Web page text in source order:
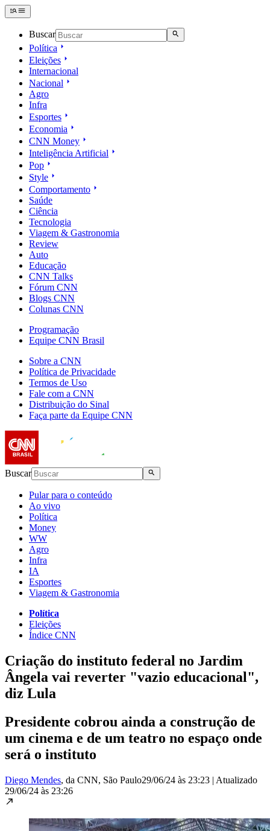
Buscar
Política
Eleições
Internacional
Nacional
Agro
Infra
Esportes
Economia
CNN Money
Inteligência Artificial
Pop
Style
Comportamento
Saúde
Ciência
Tecnologia
Viagem & Gastronomia
Review
Auto
Educação
CNN Talks
Fórum CNN
Blogs CNN
Colunas CNN
Programação
Equipe CNN Brasil
Sobre a CNN
Política de Privacidade
Termos de Uso
Fale com a CNN
Distribuição do Sinal
Faça parte da Equipe CNN
Buscar
Pular para o conteúdo
Ao vivo
Política
Money
WW
Agro
Infra
IA
Esportes
Viagem & Gastronomia
Política
Eleições
Índice CNN
Criação do instituto federal no Jardim
Ângela vai reverter "vazio educacional",
diz Lula
Presidente cobrou ainda a construção de
um cinema e de um teatro no espaço onde
será o instituto
Diego Mendes, da CNN, São Paulo29/06/24 às 23:23 | Atualizado
29/06/24 às 23:26